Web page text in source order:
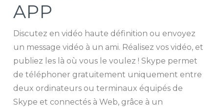
APP
Discutez en vidéo haute définition ou envoyez
un message vidéo à un ami. Réalisez vos vidéo, et
publiez les là où vous le voulez ! Skype permet
de téléphoner gratuitement uniquement entre
deux ordinateurs ou terminaux équipés de
Skype et connectés à Web, grâce à un